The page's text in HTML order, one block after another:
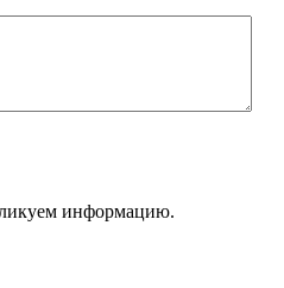
информацию.